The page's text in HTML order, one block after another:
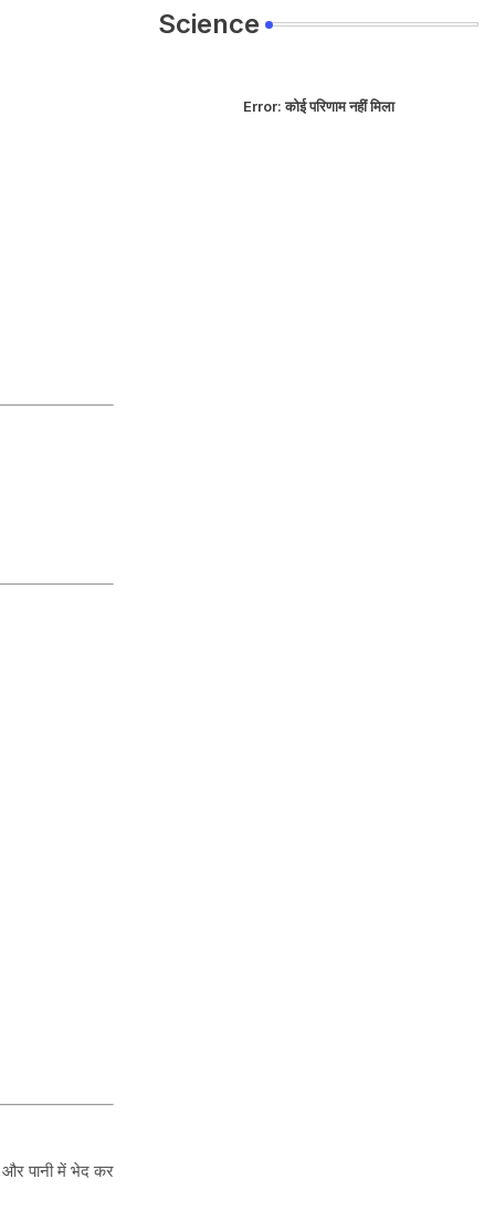
और पानी में भेद कर
Science
Error:कोई परिणाम नहीं मिला